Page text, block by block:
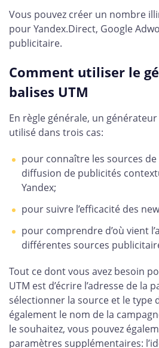
Vous pouvez créer un nombre
pour Yandex.Direct, Google
publicitaire.
Comment utiliser le
balises UTM
En règle générale, un
utilisé dans trois cas:
pour connaître les sources
diffusion de publicités
Yandex;
pour suivre l’efficacité des
pour comprendre d’où vient
différentes sources
Tout ce dont vous avez besoin
UTM est d’écrire l’adresse de la
sélectionner la source et le type
également le nom de la
le souhaitez, vous pouvez
paramètres supplémentaires: